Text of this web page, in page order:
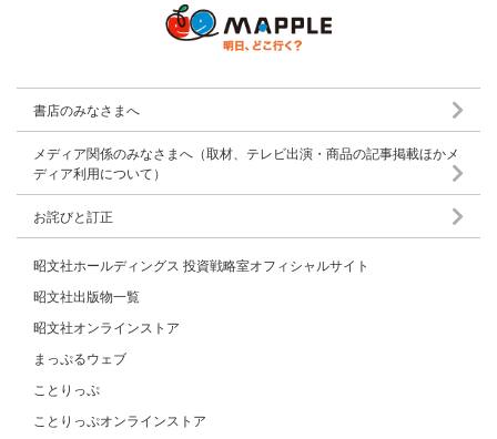
書店のみなさまへ
メディア関係のみなさまへ（取材、テレビ出演・商品の記事掲載ほかメ
ディア利用について）
お詫びと訂正
昭文社ホールディングス 投資戦略室オフィシャルサイト
昭文社出版物一覧
昭文社オンラインストア
まっぷるウェブ
ことりっぷ
ことりっぷオンラインストア